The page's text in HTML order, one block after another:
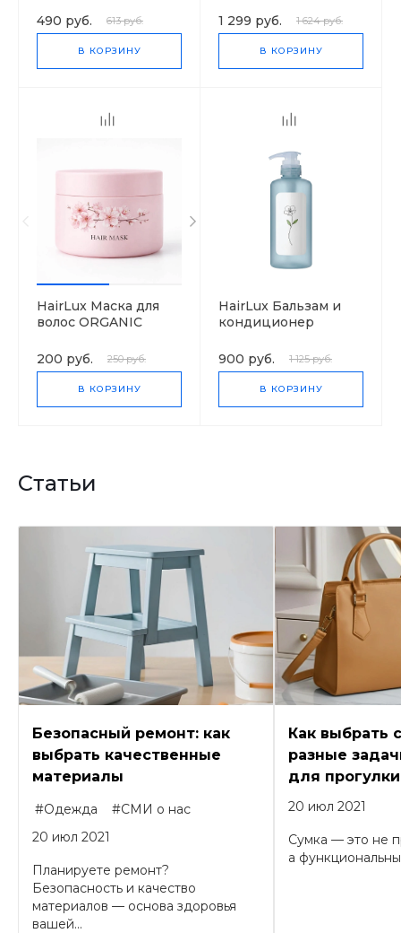
490 руб.
613 руб.
В КОРЗИНУ
(ЗОЛОТО)
1 299 руб. 1 624 руб.
В КОРЗИНУ
HairLux Маска для
волос ORGANIC
200 руб.
250 руб.
В КОРЗИНУ
HairLux Бальзам и
кондиционер
900 руб. 1 125 руб.
В КОРЗИНУ
Статьи
Безопасный ремонт: как
выбрать качественные
материалы
#Одежда
#СМИ о нас
20 июл 2021
Планируете ремонт?
Безопасность и качество
материалов — основа здоровья
вашей...
Как выбрать
разные
для
20 июл 2021
Сумка — это не
а